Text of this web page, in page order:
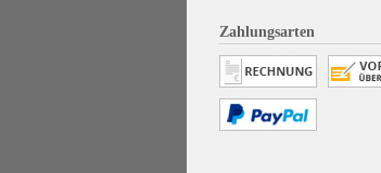
Zahlungsarten